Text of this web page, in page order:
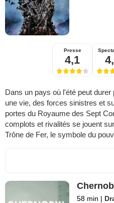
Presse
4,1
Dans un pays où l'été peut
une vie, des forces sinistres et
portes du Royaume des Sept
complots et rivalités se jouent
Trône de Fer, le symbole du
58 min |